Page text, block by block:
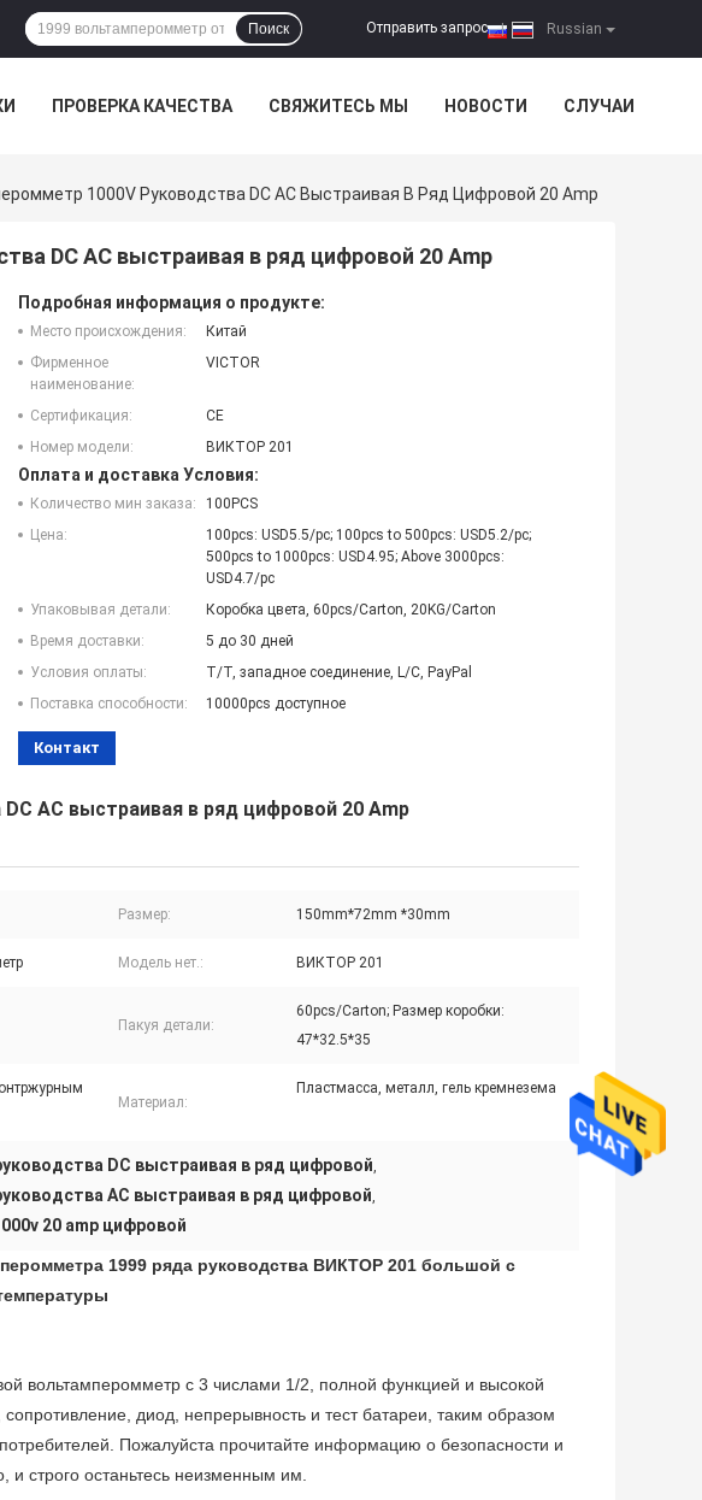
Russian
Отправить запрос |
Поиск
ПРОВЕРКА КАЧЕСТВА СВЯЖИТЕСЬ МЫ НОВОСТИ СЛУЧАИ
1000V Руководства DC AC Выстраивая В Ряд Цифровой 20 Amp
DC AC выстраивая в ряд цифровой 20 Amp
Подробная информация о продукте:
Место происхождения:
Китай
Фирменное
наименование:
VICTOR
Сертификация:
CE
Номер модели:
ВИКТОР 201
Оплата и доставка Условия:
Количество мин заказа:
100PCS
Цена:
100pcs: USD5.5/pc; 100pcs to 500pcs: USD5.2/pc;
500pcs to 1000pcs: USD4.95; Above 3000pcs:
USD4.7/pc
Упаковывая детали:
Коробка цвета, 60pcs/Carton, 20KG/Carton
Время доставки:
5 до 30 дней
Условия оплаты:
T/T, западное соединение, L/C, PayPal
Поставка способности:
10000pcs доступное
Контакт
AC выстраивая в ряд цифровой 20 Amp
Размер: 150mm*72mm *30mm
Модель нет.: ВИКТОР 201
Пакуя детали:
60pcs/Carton; Размер коробки:
47*32.5*35
Материал:
Пластмасса, металл, гель кремнезема
DC выстраивая в ряд цифровой,
AC выстраивая в ряд цифровой,
20 amp цифровой
1999 ряда руководства ВИКТОР 201 большой с
вольтамперомметр с 3 числами 1/2, полной функцией и высокой
диод, непрерывность и тест батареи, таким образом
Пожалуйста прочитайте информацию о безопасности и
и строго останьтесь неизменным им.